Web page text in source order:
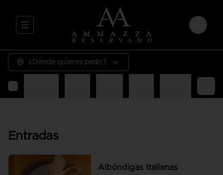
Abrir menu de navegación Login
¿Dónde quieres pedir?
Entradas
Albóndigas Italianas